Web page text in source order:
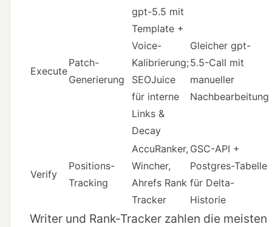
Execute
Patch-
Generierung
gpt-5.5 mit
Template +
Voice-
Kalibrierung;
SEOJuice
für interne
Links &
Decay
Gleicher gpt-
5.5-Call mit
manueller
Nachbearbeitung
Verify
Positions-
Tracking
AccuRanker,
Wincher,
Ahrefs Rank
Tracker
GSC-API +
Postgres-Tabelle
für Delta-
Historie
Writer und Rank-Tracker zahlen die meisten